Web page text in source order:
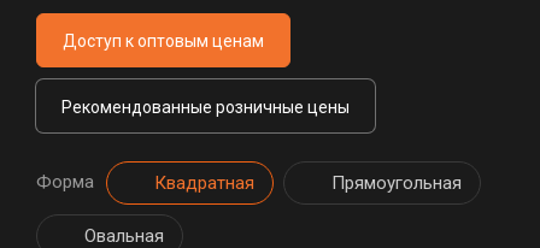
Доступ к оптовым ценам
Рекомендованные розничные цены
Форма Квадратная Прямоугольная
Овальная